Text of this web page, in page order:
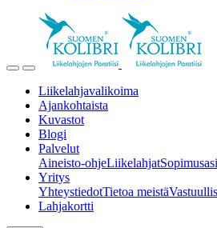
Liikelahjavalikoima
Ajankohtaista
Kuvastot
Blogi
Palvelut
Aineisto-ohjeLiikelahjat
Yritys
YhteystiedotTietoa meistä
Lahjakortti